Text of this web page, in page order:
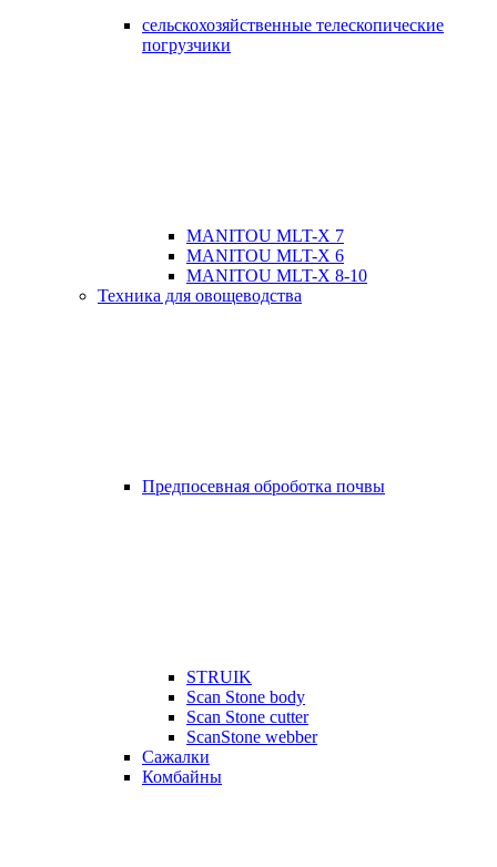
сельскохозяйственные телескопические
погрузчики
MANITOU MLT-X 7
MANITOU MLT-X 6
MANITOU MLT-X 8-10
Техника для овощеводства
Предпосевная оброботка почвы
STRUIK
Scan Stone body
Scan Stone cutter
ScanStone webber
Сажалки
Комбайны